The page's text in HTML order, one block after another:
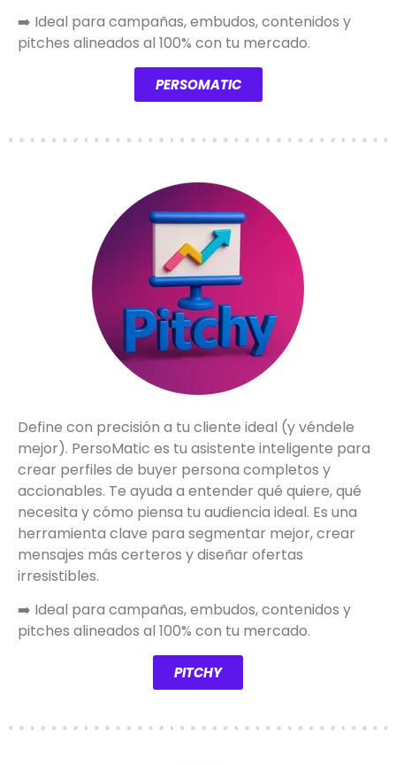
➡️ Ideal para campañas, embudos, contenidos y
pitches alineados al 100% con tu mercado.
PERSOMATIC
Define con precisión a tu cliente ideal (y véndele
mejor). PersoMatic es tu asistente inteligente para
crear perfiles de buyer persona completos y
accionables. Te ayuda a entender qué quiere, qué
necesita y cómo piensa tu audiencia ideal. Es una
herramienta clave para segmentar mejor, crear
mensajes más certeros y diseñar ofertas
irresistibles.
➡️ Ideal para campañas, embudos, contenidos y
pitches alineados al 100% con tu mercado.
PITCHY